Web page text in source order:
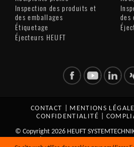
Inspection des produits et
des emballages
Étiquetage
Éjecteurs HEUFT
des
CONTACT MENTIONS
CONFIDENTIALITÉ
© Copyright 2026 HEUFT